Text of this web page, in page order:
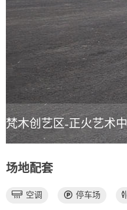
梵木创艺区-正火艺术
场地配套
空调 停车场